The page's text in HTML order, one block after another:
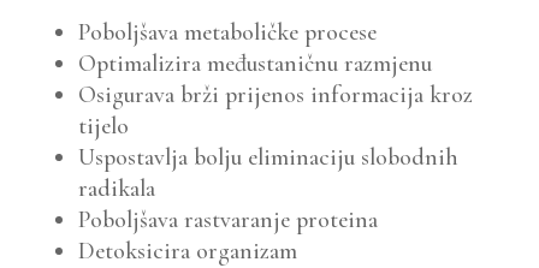
Poboljšava metaboličke procese
Optimalizira međustaničnu razmjenu
Osigurava brži prijenos informacija kroz
tijelo
Uspostavlja bolju eliminaciju slobodnih
radikala
Poboljšava rastvaranje proteina
Detoksicira organizam